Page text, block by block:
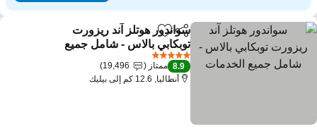
مشاركةAdd to favorites
سواندور هوتلز آند ريزورت
توبكابي بالاس - شامل جميع
الخدمات
مشاهدة الأسعار
8.9 ممتاز
19,496
أنطاليا, 12.6 كم إلى بيليك